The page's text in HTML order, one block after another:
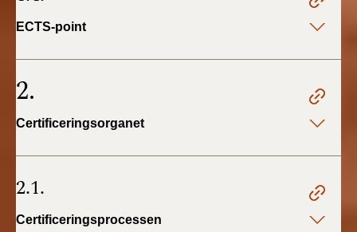
ECTS-point
2.
Certificeringsorganet
2.1.
Certificeringsprocessen